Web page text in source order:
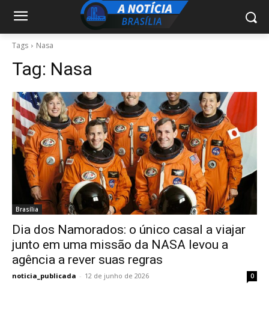
Tags Nasa
Tag: Nasa
Brasília
Dia dos Namorados: o único casal a viajar
junto em uma missão da NASA levou a
agência a rever suas regras
noticia_publicada - 12 de junho de 2026 0